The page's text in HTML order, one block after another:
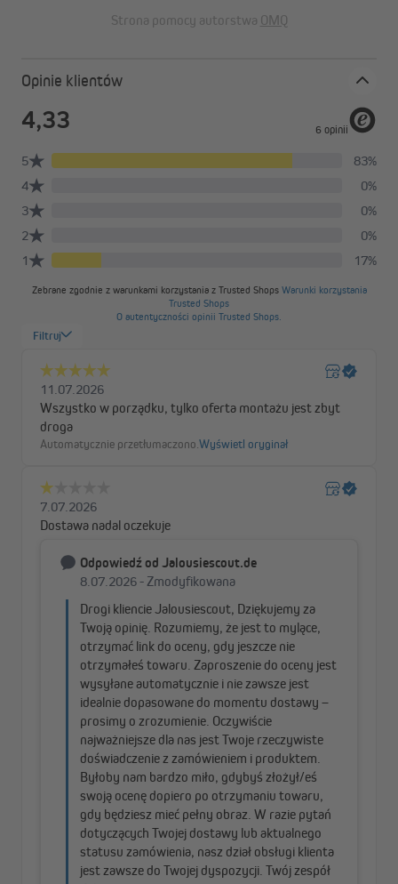
Co wyróżnia markizę w kasecie Curve 2000?
Markiza Curve 2000 zachwyca przede wszystkim eleganckim
designem, który podkreślają nie tylko atrakcyjne kolory, ale też
delikatnie zaokrąglona kaseta. Gdy markiza jest złożona tkanina
markizy, ramiona przegubowe oraz cały mechanizm są
atmosferycznych, co zapewnia długotrwałą trwałość,
funkcjonalność i estetykę. Najważniejszą cechą wyróżniającą jest
jednak wyposażenie w silnik elektryczny, które znacznie podnosi
Strona pomocy autorstwa OMQ
Opinie klientów